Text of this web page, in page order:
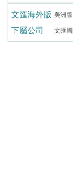
文匯海外版 美洲版
下屬公司 文匯